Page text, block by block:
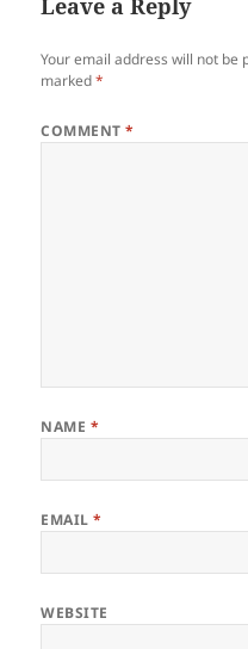
Leave a Reply
Your email address will not be
marked*
COMMENT*
NAME *
EMAIL*
WEBSITE